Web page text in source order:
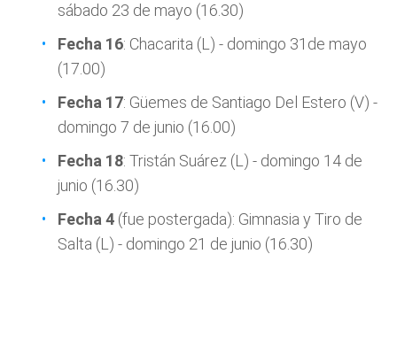
sábado 23 de mayo (16.30)
Fecha 16: Chacarita (L) - domingo 31de mayo
(17.00)
Fecha 17: Güemes de Santiago Del Estero (V) -
domingo 7 de junio (16.00)
Fecha 18: Tristán Suárez (L) - domingo 14 de
junio (16.30)
Fecha 4 (fue postergada): Gimnasia y Tiro de
Salta (L) - domingo 21 de junio (16.30)